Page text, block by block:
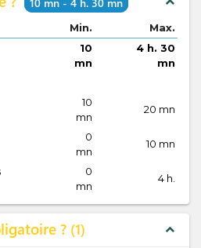
Min. Max.
10
mn
4 h. 30
mn
10
mn
20 mn
0
mn
10 mn
0
mn
4 h.
? 1 expand_less